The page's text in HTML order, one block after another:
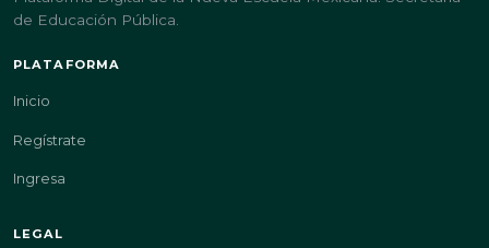
de Educación Pública.
PLATAFORMA
Inicio
Regístrate
Ingresa
LEGAL